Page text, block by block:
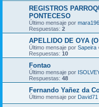
REGISTROS
PONTECESO
Último mensaje por
Respuestas: 2
APELLIDO DE OYA
Último mensaje por Sapeira
Respuestas: 10
Fontao
Último mensaje por
Respuestas: 48
Fernando Yañez da
Último mensaje por David71